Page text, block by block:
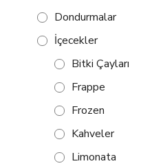
Dondurmalar
İçecekler
Bitki Çayları
Frappe
Frozen
Kahveler
Limonata